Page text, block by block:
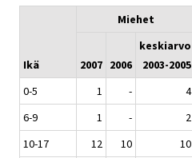
Ikä
Miehet
2007 2006
keskiarvo
2003-2005
0-5
1 - 4
6-9
1 - 2
10-17
12 10 10